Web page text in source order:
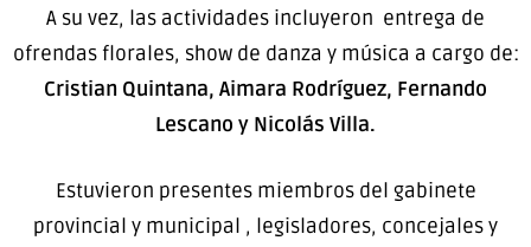
A su vez, las actividades incluyeron entrega de
ofrendas florales, show de danza y música a cargo de:
Cristian Quintana, Aimara Rodríguez, Fernando
Lescano y Nicolás Villa.
Estuvieron presentes miembros del gabinete
provincial y municipal , legisladores, concejales y